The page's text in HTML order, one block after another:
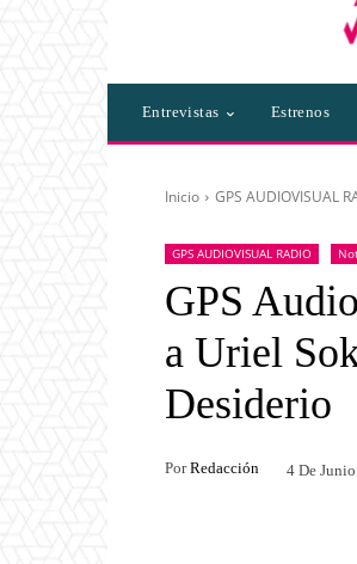
Entrevistas Estrenos
Inicio GPS AUDIOVISUAL
GPS AUDIOVISUAL RADIO
GPS
a Uriel
Desiderio
Por Redacción 4 De